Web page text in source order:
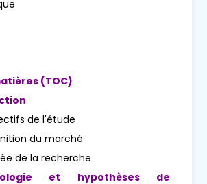
(TOC)
de l'étude
du marché
de la recherche
et hypothèses de